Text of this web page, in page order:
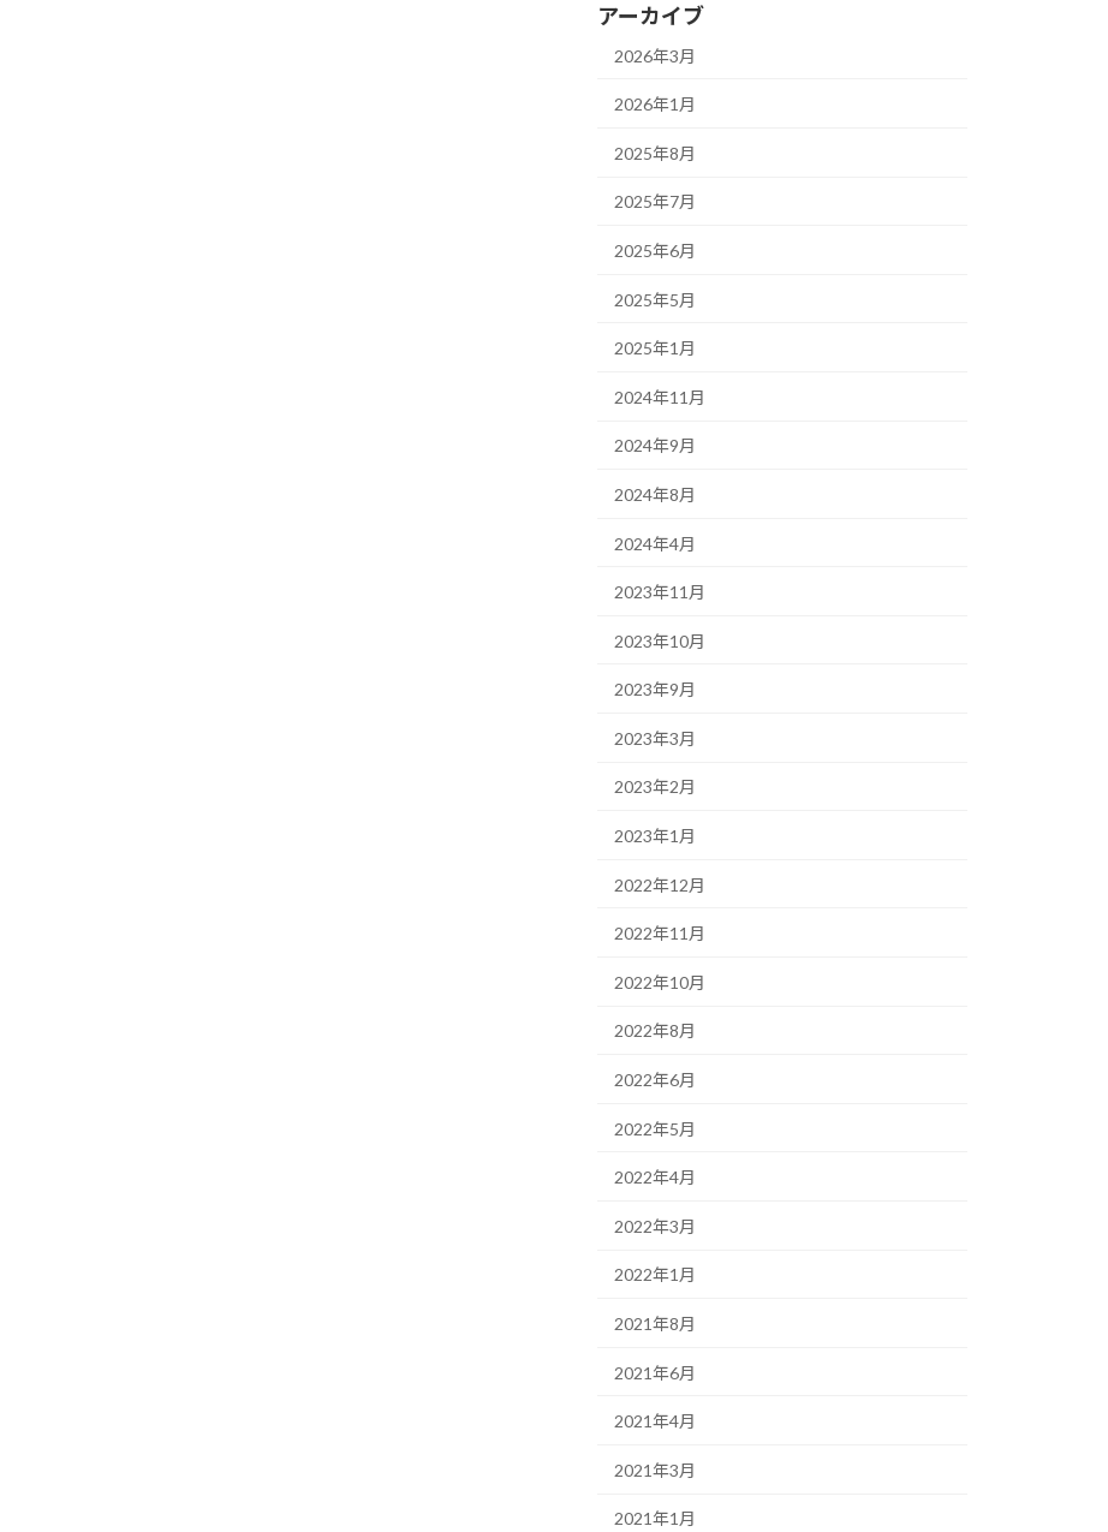
アーカイブ
2026年3月
2026年1月
2025年8月
2025年7月
2025年6月
2025年5月
2025年1月
2024年11月
2024年9月
2024年8月
2024年4月
2023年11月
2023年10月
2023年9月
2023年3月
2023年2月
2023年1月
2022年12月
2022年11月
2022年10月
2022年8月
2022年6月
2022年5月
2022年4月
2022年3月
2022年1月
2021年8月
2021年6月
2021年4月
2021年3月
2021年1月